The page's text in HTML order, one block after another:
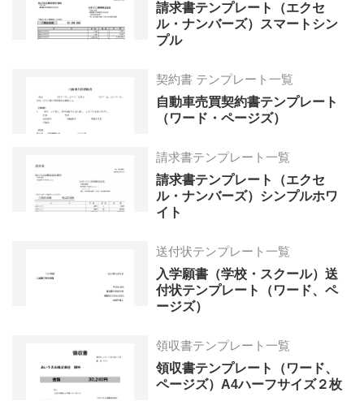
請求書テンプレート（エクセ
ル・ナンバーズ）スマートシン
プル
契約書 テンプレート一覧
自動車売買契約書テンプレート
（ワード・ページズ）
請求書テンプレート一覧
請求書テンプレート（エクセ
ル・ナンバーズ）シンプルホワ
イト
送付状テンプレート一覧
入学願書（学校・スクール）送
付状テンプレート（ワード、ペ
ージズ）
領収書テンプレート一覧
領収書テンプレート（ワード、
ページズ）A4ハーフサイズ２枚